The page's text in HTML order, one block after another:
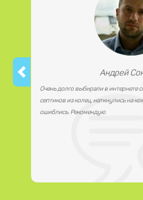
Андрей
Очень долго выбирали в интернете
септиков из колец, наткнулись на
ошиблись. Рекомендую